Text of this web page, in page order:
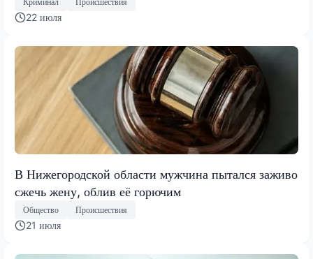
22 июля
В Нижегородской области мужчина пытался заживо
сжечь жену, облив её горючим
Общество Происшествия
21 июля